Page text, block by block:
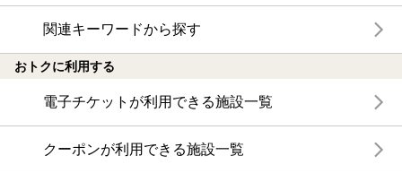
関連キーワードから探す
おトクに利用する
電子チケットが利用できる施設一覧
クーポンが利用できる施設一覧